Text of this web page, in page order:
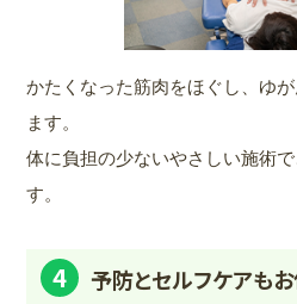
かたくなった筋肉をほぐし、ゆ
ます。
体に負担の少ないやさしい施術
す。
4 予防とセルフケアも